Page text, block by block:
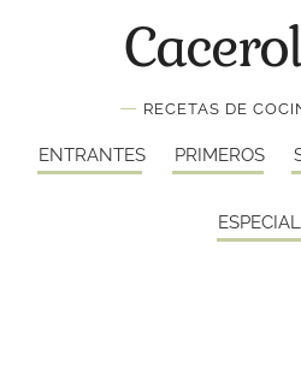
— RECETAS DE
ENTRANTES PRIMEROS